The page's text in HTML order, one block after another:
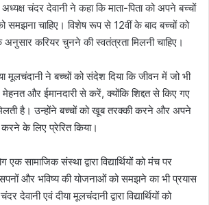
चंदर देवानी ने कहा कि माता-पिता को अपने बच्चों
समझना चाहिए। विशेष रूप से 12वीं के बाद बच्चों को
करियर चुनने की स्वतंत्रता मिलनी चाहिए।
मूलचंदानी ने बच्चों को संदेश दिया कि जीवन में जो भी
मेहनत और ईमानदारी से करें, क्योंकि शिद्दत से किए गए
है। उन्होंने बच्चों को खूब तरक्की करने और अपने
करने के लिए प्रेरित किया।
सामाजिक संस्था द्वारा विद्यार्थियों को मंच पर
और भविष्य की योजनाओं को समझने का भी प्रयास
देवानी एवं दीया मूलचंदानी द्वारा विद्यार्थियों को